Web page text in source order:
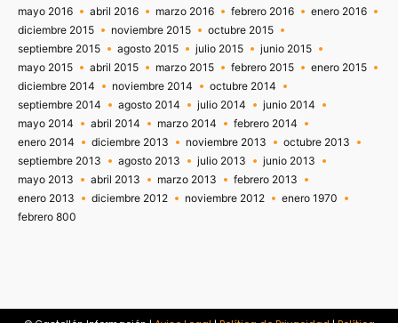
mayo 2016
abril 2016 marzo 2016 febrero 2016
enero 2016
diciembre 2015
noviembre 2015
octubre 2015
septiembre 2015
agosto 2015 julio 2015
junio 2015
mayo 2015
abril 2015 marzo 2015 febrero 2015
enero 2015
diciembre 2014
noviembre 2014
octubre 2014
septiembre 2014
agosto 2014 julio 2014
junio 2014
mayo 2014
abril 2014 marzo 2014
febrero 2014
enero 2014
diciembre 2013 noviembre 2013
octubre 2013
septiembre 2013
agosto 2013 julio 2013
junio 2013
mayo 2013
abril 2013 marzo 2013
febrero 2013
enero 2013
diciembre 2012 noviembre 2012
enero 1970
febrero 800